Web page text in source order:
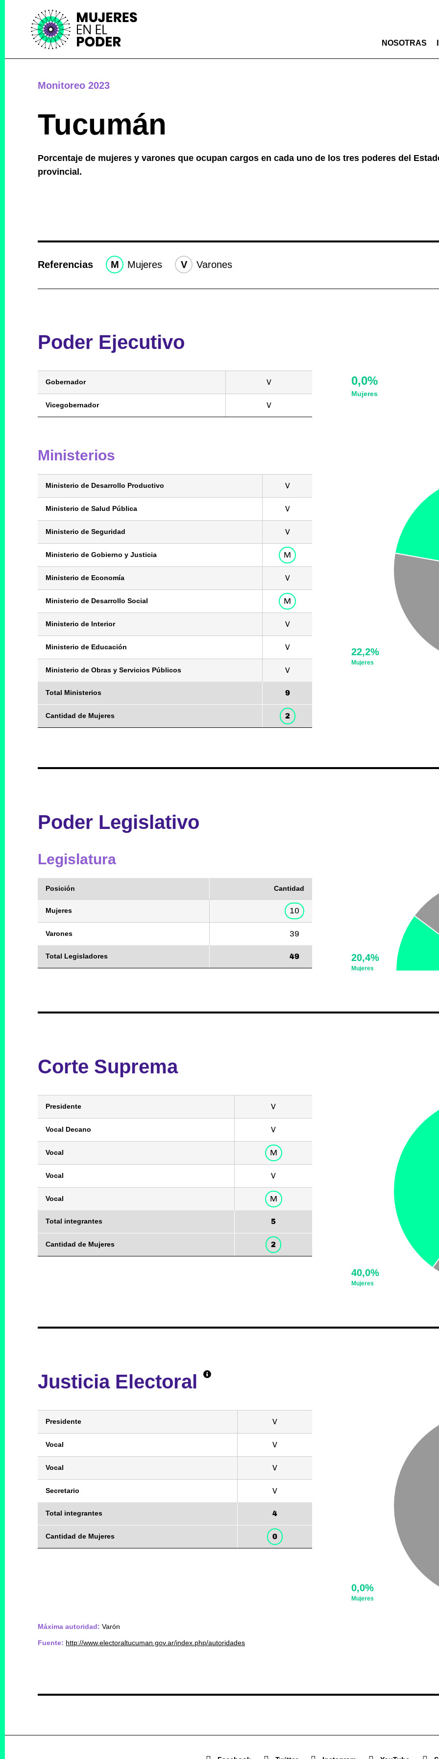
NOSOTRAS
Monitoreo 2023
Tucumán
Porcentaje de mujeres y varones que ocupan cargos en cada uno de los tres poderes del
provincial.
Referencias M Mujeres V Varones
Poder Ejecutivo
Gobernador V
Vicegobernador V
0,0%
Mujeres
Ministerios
Ministerio de Desarrollo Productivo V
Ministerio de Salud Pública V
Ministerio de Seguridad V
Ministerio de Gobierno y Justicia M
Ministerio de Economía V
Ministerio de Desarrollo Social M
Ministerio de Interior V
Ministerio de Educación V
Ministerio de Obras y Servicios Públicos V
Total Ministerios 9
Cantidad de Mujeres 2
22,2%
Mujeres
Poder Legislativo
Legislatura
Posición Cantidad
Mujeres 10
Varones 39
Total Legisladores 49 20,4%
Mujeres
Corte Suprema
Presidente V
Vocal Decano V
Vocal M
Vocal V
Vocal M
Total integrantes 5
Cantidad de Mujeres 2
40,0%
Mujeres
Justicia Electoral
Presidente V
Vocal V
Vocal V
Secretario V
Total integrantes 4
Cantidad de Mujeres 0
0,0%
Mujeres
Máxima autoridad: Varón
Fuente: http://www.electoraltucuman.gov.ar/index.php/autoridades